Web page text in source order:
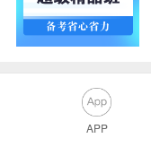
APP